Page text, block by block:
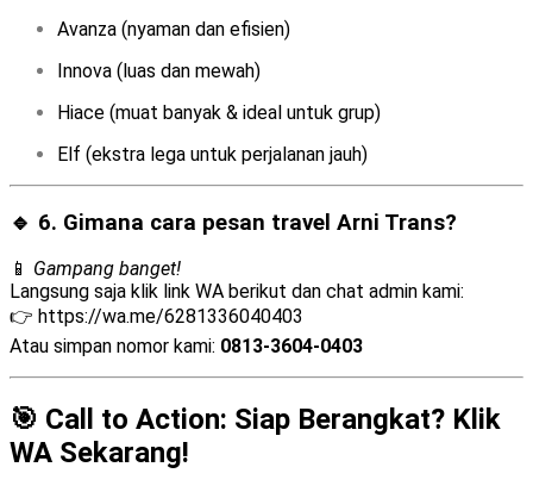
Avanza (nyaman dan efisien)
Innova (luas dan mewah)
Hiace (muat banyak & ideal untuk grup)
Elf (ekstra lega untuk perjalanan jauh)
🔹 6. Gimana cara pesan travel Arni Trans?
📱 Gampang banget!
Langsung saja klik link WA berikut dan chat admin kami:
👉 https://wa.me/6281336040403
Atau simpan nomor kami: 0813-3604-0403
🎯 Call to Action: Siap Berangkat? Klik
WA Sekarang!